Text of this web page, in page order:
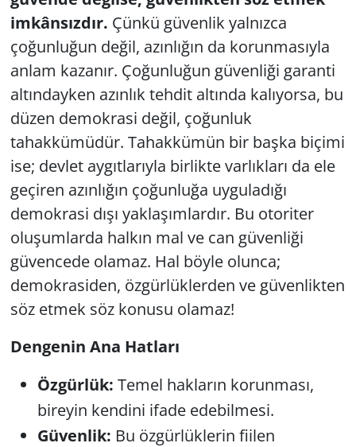
imkânsızdır. Çünkü güvenlik yalnızca
çoğunluğun değil, azınlığın da korunmasıyla
anlam kazanır. Çoğunluğun güvenliği garanti
altındayken azınlık tehdit altında kalıyorsa, bu
düzen demokrasi değil, çoğunluk
tahakkümüdür. Tahakkümün bir başka biçimi
ise; devlet aygıtlarıyla birlikte varlıkları da ele
geçiren azınlığın çoğunluğa uyguladığı
demokrasi dışı yaklaşımlardır. Bu otoriter
oluşumlarda halkın mal ve can güvenliği
güvencede olamaz. Hal böyle olunca;
demokrasiden, özgürlüklerden ve güvenlikten
söz etmek söz konusu olamaz!
Dengenin Ana Hatları
Özgürlük: Temel hakların korunması,
bireyin kendini ifade edebilmesi.
Güvenlik: Bu özgürlüklerin fiilen
MAGAZİN
POLİTİKA
RESMİ İLANLAR
SAĞLIK
SİYASET
SPOR
Yerel